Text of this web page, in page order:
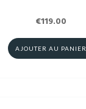
€119.00
AJOUTER AU PANIER